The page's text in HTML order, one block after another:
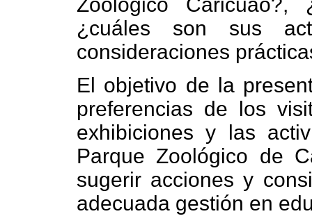
Zoológico Caricuao?,
¿cuáles son sus
consideraciones
El objetivo de la
preferencias de los
exhibiciones y las
Parque Zoológico de
sugerir acciones y
adecuada gestión en